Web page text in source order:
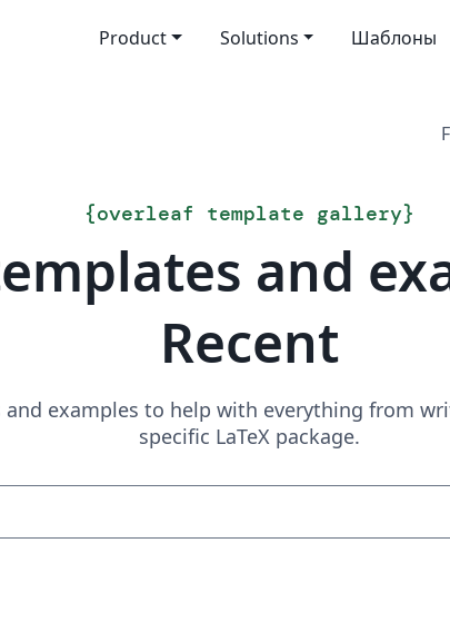
Product Solutions Шаблоны
{overleaf template gallery}
and
Recent
and examples to help with everything from
specific LaTeX package.